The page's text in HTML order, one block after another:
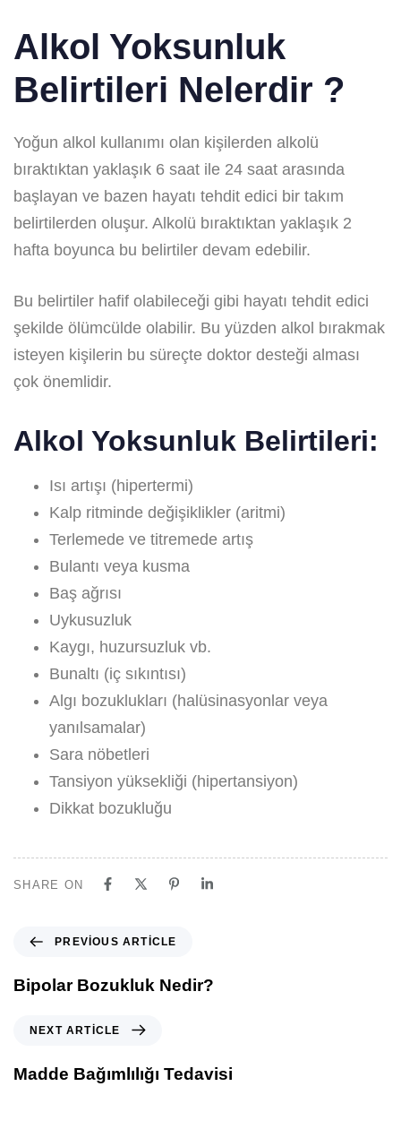
Alkol Yoksunluk
Belirtileri Nelerdir ?
Yoğun alkol kullanımı olan kişilerden alkolü
bıraktıktan yaklaşık 6 saat ile 24 saat arasında
başlayan ve bazen hayatı tehdit edici bir takım
belirtilerden oluşur. Alkolü bıraktıktan yaklaşık 2
hafta boyunca bu belirtiler devam edebilir.
Bu belirtiler hafif olabileceği gibi hayatı tehdit edici
şekilde ölümcülde olabilir. Bu yüzden alkol bırakmak
isteyen kişilerin bu süreçte doktor desteği alması
çok önemlidir.
Alkol Yoksunluk Belirtileri:
Isı artışı (hipertermi)
Kalp ritminde değişiklikler (aritmi)
Terlemede ve titremede artış
Bulantı veya kusma
Baş ağrısı
Uykusuzluk
Kaygı, huzursuzluk vb.
Bunaltı (iç sıkıntısı)
Algı bozuklukları (halüsinasyonlar veya
yanılsamalar)
Sara nöbetleri
Tansiyon yüksekliği (hipertansiyon)
Dikkat bozukluğu
SHARE ON
PREVIOUS ARTICLE
Bipolar Bozukluk Nedir?
NEXT ARTICLE
Madde Bağımlılığı Tedavisi